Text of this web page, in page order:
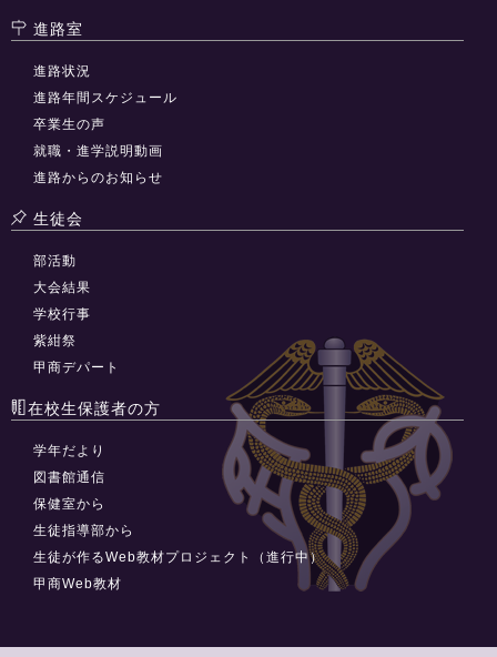
進路室
進路状況
進路年間スケジュール
卒業生の声
就職・進学説明動画
進路からのお知らせ
生徒会
部活動
大会結果
学校行事
紫紺祭
甲商デパート
在校生保護者の方
学年だより
図書館通信
保健室から
生徒指導部から
生徒が作るWeb教材プロジェクト（進行中）
甲商Web教材